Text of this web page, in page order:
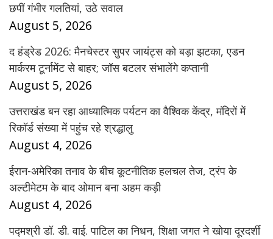
छपीं गंभीर गलतियां, उठे सवाल
August 5, 2026
द हंड्रेड 2026: मैनचेस्टर सुपर जायंट्स को बड़ा झटका, एडन
मार्करम टूर्नामेंट से बाहर; जॉस बटलर संभालेंगे कप्तानी
August 5, 2026
उत्तराखंड बन रहा आध्यात्मिक पर्यटन का वैश्विक केंद्र, मंदिरों में
रिकॉर्ड संख्या में पहुंच रहे श्रद्धालु
August 4, 2026
ईरान-अमेरिका तनाव के बीच कूटनीतिक हलचल तेज, ट्रंप के
अल्टीमेटम के बाद ओमान बना अहम कड़ी
August 4, 2026
पद्मश्री डॉ. डी. वाई. पाटिल का निधन, शिक्षा जगत ने खोया दूरदर्शी